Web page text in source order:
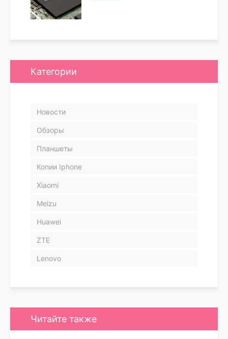
Категории
Новости
Обзоры
Планшеты
Копии Iphone
Xiaomi
Meizu
Huawei
ZTE
Lenovo
Читайте также